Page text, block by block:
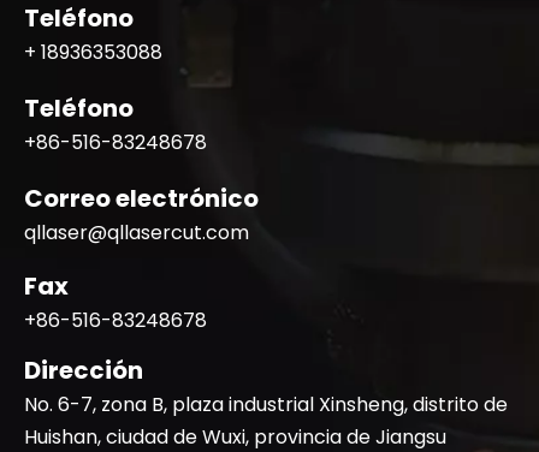
Teléfono
+ 18936353088
Teléfono
+86-516-83248678
Correo electrónico
qllaser@qllasercut.com
Fax
+86-516-83248678
Dirección
No. 6-7, zona B, plaza industrial Xinsheng, distrito de
Huishan, ciudad de Wuxi, provincia de Jiangsu